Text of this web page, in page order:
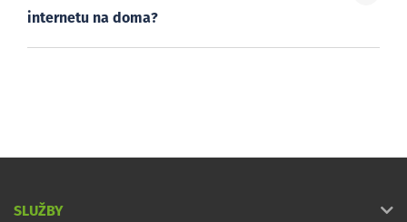
internetu na doma?
SLUŽBY